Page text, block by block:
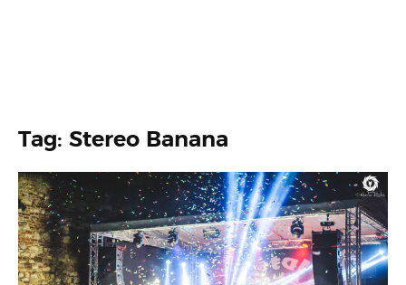
Tag: Stereo Banana